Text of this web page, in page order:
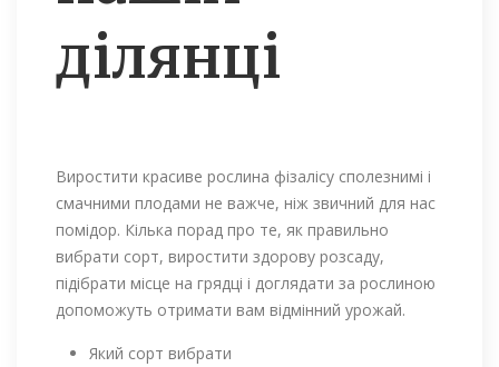
ділянці
Виростити красиве рослина фізалісу сполезнимі і
смачними плодами не важче, ніж звичний для нас
помідор. Кілька порад про те, як правильно
вибрати сорт, виростити здорову розсаду,
підібрати місце на грядці і доглядати за рослиною
допоможуть отримати вам відмінний урожай.
Який сорт вибрати